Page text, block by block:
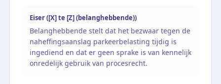
Eiser ([X] te [Z] (belanghebbende))
Belanghebbende stelt dat het bezwaar tegen de
naheffingsaanslag parkeerbelasting tijdig is
ingediend en dat er geen sprake is van kennelijk
onredelijk gebruik van procesrecht.